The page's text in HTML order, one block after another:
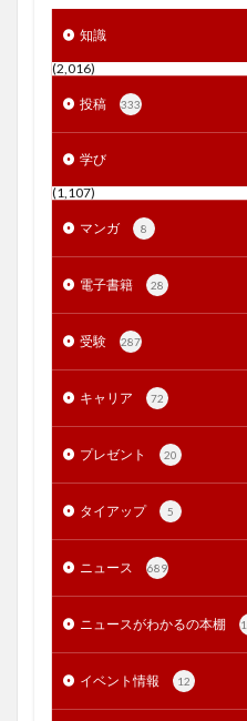
知識
(2,016)
投稿 333
学び
(1,107)
マンガ 8
電子書籍 28
受験 287
キャリア 72
プレゼント 20
タイアップ 5
ニュース 689
ニュースがわかるの本棚
イベント情報 12